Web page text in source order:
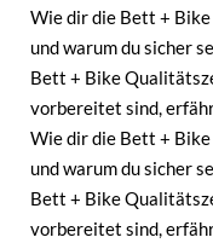
Wie dir die Bett +
und warum du sicher
Bett + Bike
vorbereitet sind,
Wie dir die Bett +
und warum du sicher
Bett + Bike
vorbereitet sind,